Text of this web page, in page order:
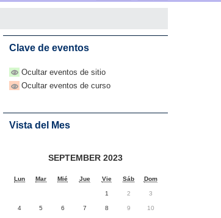
Clave de eventos
Ocultar eventos de sitio
Ocultar eventos de curso
Vista del Mes
SEPTEMBER 2023
Lun Mar Mié Jue Vie Sáb Dom
1 2 3
4 5 6 7 8 9 10